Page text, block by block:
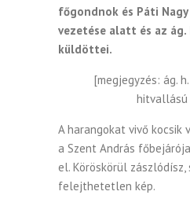
főgondnok és Páti
vezetése alatt és az ág.
küldöttei.
[megjegyzés: ág.
hitvallású
A harangokat vivő kocsik
a Szent András
el. Köröskörül zászlódísz,
felejthetetlen kép.